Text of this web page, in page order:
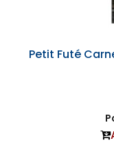
Petit Futé